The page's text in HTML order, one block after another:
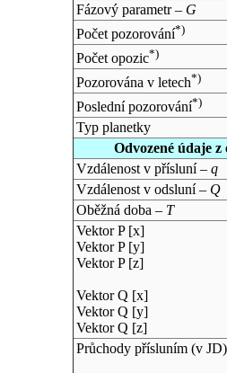
Fázový parametr – G
Počet pozorování*)
Počet opozic*)
Pozorována v letech*)
Poslední pozorování*)
Typ planetky
Odvozené údaje
Vzdálenost v přísluní – q
Vzdálenost v odsluní – Q
Oběžná doba – T
Vektor P [x]
Vektor P [y]
Vektor P [z]
Vektor Q [x]
Vektor Q [y]
Vektor Q [z]
Průchody přísluním (v JD)